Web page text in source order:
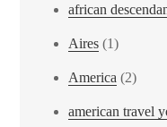
african
Aires (1)
America (2)
american travel